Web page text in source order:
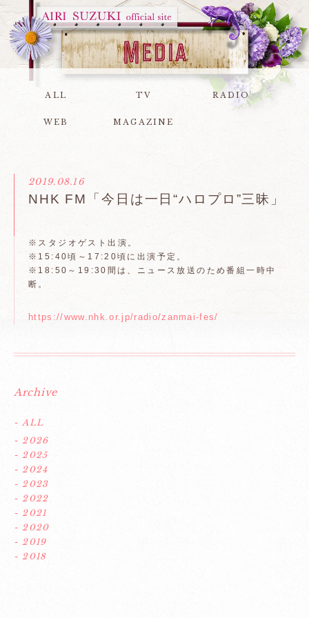
ALL TV RADIO
WEB MAGAZINE
2019.08.16
NHK FM「今日は一日“ハロプロ”三昧」
※スタジオゲスト出演。
※15:40頃～17:20頃に出演予定。
※18:50～19:30間は、ニュース放送のため番組一時中
断。
https://www.nhk.or.jp/radio/zanmai-fes/
Archive
- ALL
- 2026
- 2025
- 2024
- 2023
- 2022
- 2021
- 2020
- 2019
- 2018